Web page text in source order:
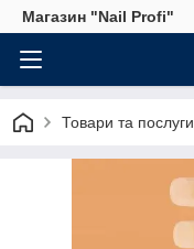
Магазин "Nail Profi"
Товари та послуги